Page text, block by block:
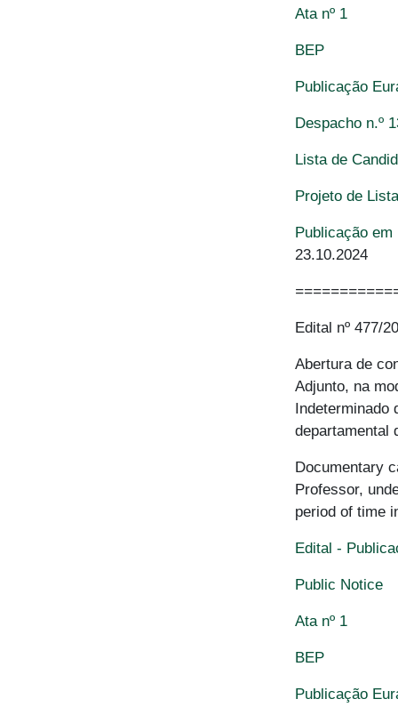
Ata nº 1
BEP
Publicação
Despacho n.º
Lista de
Projeto de
Publicação
23.10.2024
Edital nº 477/
Abertura de
Adjunto, na
Indeterminado
departamental
Documentary
Professor,
period of time
Edital -
Public Notice
Ata nº 1
BEP
Publicação